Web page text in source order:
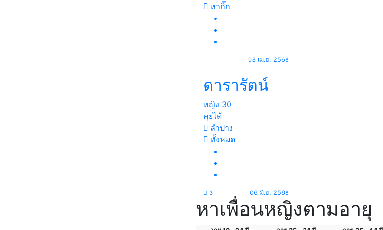
หากิ๊ก
03 เม.ย. 2568
ดารารัตน์
หญิง 30
คุยได้
ลำปาง
ทั้งหมด
3 06 มิ.ย. 2568
หาเพื่อนหญิงตามอายุ